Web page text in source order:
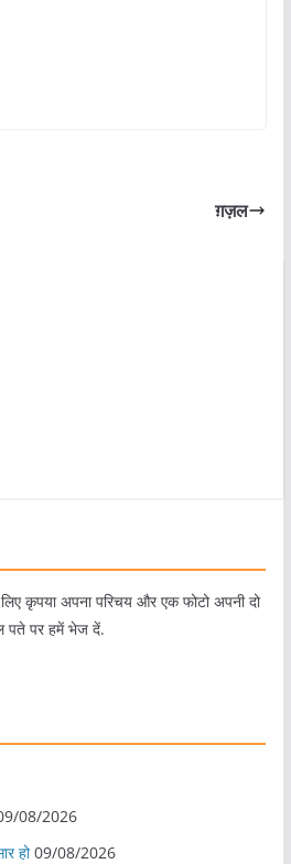
ग़ज़ल
कृपया अपना परिचय और एक फोटो अपनी दो
पते पर हमें भेज दें.
08/2026
हो 09/08/2026